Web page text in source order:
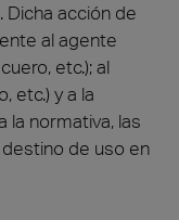
Dicha acción de
al agente
etc.); al
etc.) y a la
la normativa, las
de uso en